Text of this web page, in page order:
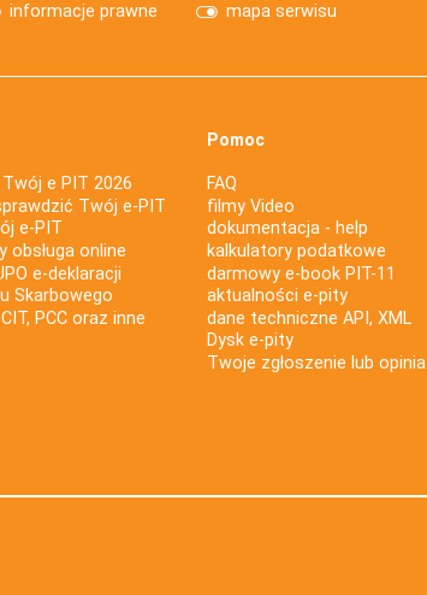
informacje prawne mapa serwisu
e PIT 2026
Twój e-PIT
e-PIT
obsługa online
e-deklaracji
Skarbowego
PCC oraz inne
Pomoc
FAQ
filmy Video
dokumentacja - help
kalkulatory podatkowe
darmowy e-book PIT-11
aktualności e-pity
dane techniczne API, XML
Dysk e-pity
Twoje zgłoszenie lub opinia